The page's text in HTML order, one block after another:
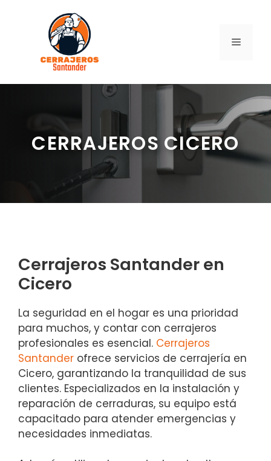
contenido
MENÚ
CERRAJEROS CICERO
Cerrajeros Santander en
Cicero
La seguridad en el hogar es una prioridad
para muchos, y contar con cerrajeros
profesionales es esencial. Cerrajeros
Santander ofrece servicios de cerrajería en
Cicero, garantizando la tranquilidad de sus
clientes. Especializados en la instalación y
reparación de cerraduras, su equipo está
capacitado para atender emergencias y
necesidades inmediatas.